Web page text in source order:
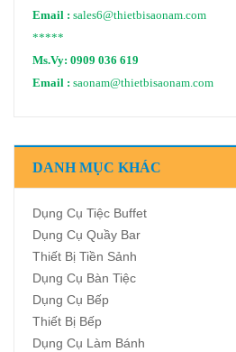
Email : sales6@thietbisaonam.com
*****
Ms.Vy: 0909 036 619
Email : saonam@thietbisaonam.com
DANH MỤC KHÁC
Dụng Cụ Tiệc Buffet
Dụng Cụ Quầy Bar
Thiết Bị Tiền Sảnh
Dụng Cụ Bàn Tiệc
Dụng Cụ Bếp
Thiết Bị Bếp
Dụng Cụ Làm Bánh